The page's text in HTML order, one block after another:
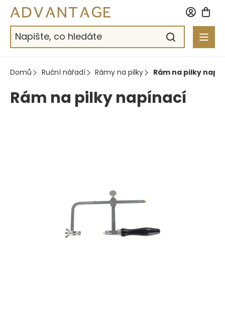
Přejít
obsah
Domů Ruční nářadí Rámy na pilky Rám na pilky
Rám na pilky napínací